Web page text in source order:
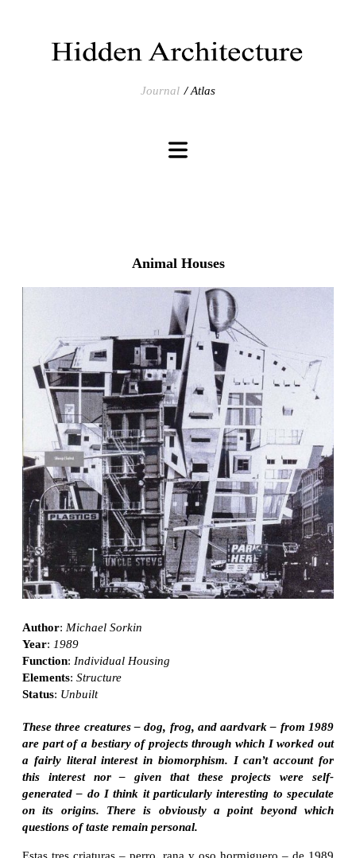
Journal Atlas
Animal Houses
Author: Michael Sorkin
Year: 1989
Function: Individual Housing
Elements: Structure
Status: Unbuilt
These three creatures – dog, frog, and aardvark – from 1989
are part of a bestiary of projects through which I worked out
a fairly literal interest in biomorphism. I can’t account for
this interest nor – given that these projects were self-
generated – do I think it particularly interesting to speculate
on its origins. There is obviously a point beyond which
questions of taste remain personal.
Estas tres criaturas – perro, rana y oso hormiguero – de 1989